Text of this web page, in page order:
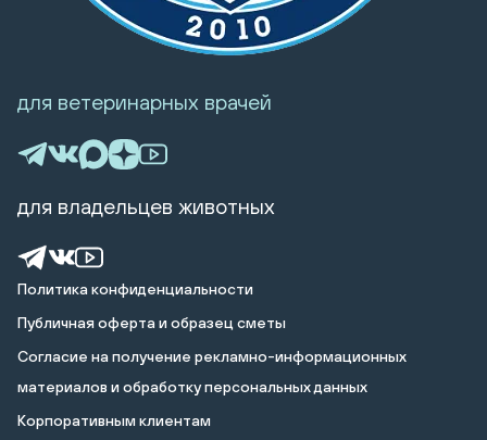
Политика конфиденциальности
Публичная оферта и образец сметы
Cогласие на получение рекламно-информационных
материалов и обработку персональных данных
Корпоративным клиентам
для ветеринарных врачей
для владельцев животных